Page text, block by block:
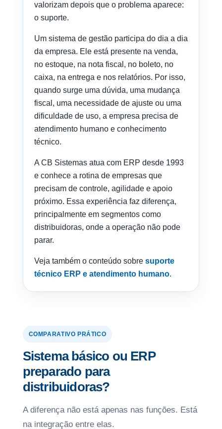
valorizam depois que o problema aparece:
o suporte.
Um sistema de gestão participa do dia a dia
da empresa. Ele está presente na venda,
no estoque, na nota fiscal, no boleto, no
caixa, na entrega e nos relatórios. Por isso,
quando surge uma dúvida, uma mudança
fiscal, uma necessidade de ajuste ou uma
dificuldade de uso, a empresa precisa de
atendimento humano e conhecimento
técnico.
A CB Sistemas atua com ERP desde 1993
e conhece a rotina de empresas que
precisam de controle, agilidade e apoio
próximo. Essa experiência faz diferença,
principalmente em segmentos como
distribuidoras, onde a operação não pode
parar.
Veja também o conteúdo sobre suporte
técnico ERP e atendimento humano.
COMPARATIVO PRÁTICO
Sistema básico ou ERP
preparado para
distribuidoras?
A diferença não está apenas nas funções. Está
na integração entre elas.